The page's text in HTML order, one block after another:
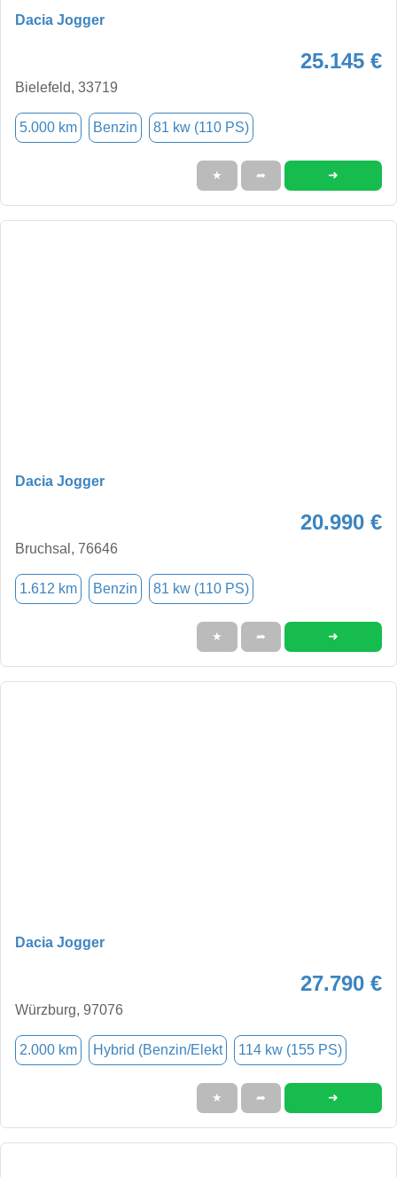
Dacia Jogger
25.145 €
Bielefeld, 33719
5.000 km Benzin 81 kw (110 PS)
★ ➦ ➜
Dacia Jogger
20.990 €
Bruchsal, 76646
1.612 km Benzin 81 kw (110 PS)
★ ➦ ➜
Dacia Jogger
27.790 €
Würzburg, 97076
2.000 km Hybrid (Benzin/Elekt 114 kw (155 PS)
★ ➦ ➜